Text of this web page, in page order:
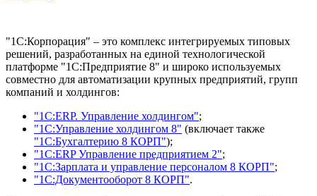
"1С:Корпорация" – это комплекс интегрируемых типовых
решений, разработанных на единой технологической
платформе "1С:Предприятие 8" и широко используемых
совместно для автоматизации крупных предприятий, групп
компаний и холдингов:
"1С:ERP. Управление холдингом";
"1С:Управление холдингом 8" (включает также
"1С:Бухгалтерию 8 КОРП");
"1С:ERP Управление предприятием 2";
"1С:Зарплата и управление персоналом 8 КОРП";
"1С:Документооборот 8 КОРП".